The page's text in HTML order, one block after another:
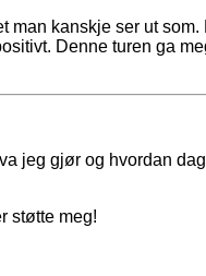
kanskje ser ut
Denne turen ga
jeg gjør og hvordan
støtte meg!